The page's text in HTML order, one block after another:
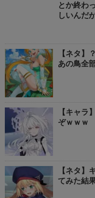
とか終わ
しいんだ
【ネタ】
あの鳥全
【キャラ
ぞｗｗｗ
【ネタ】
てみた結